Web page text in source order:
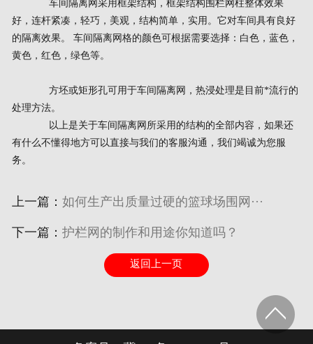
车间隔离网采用框架结构，框架结构围栏网柱整体效果
好，连杆紧凑，轻巧，美观，结构简单，实用。它对车间具有良好
的隔离效果。 车间隔离网格的颜色可根据需要选择：白色，蓝色，
黄色，红色，绿色等。
方坯或矩形孔可用于车间隔离网，热浸处理是目前*流行的
处理方法。
以上是关于车间隔离网所采用的结构的全部内容，如果还
有什么不懂得地方可以直接与我们的客服沟通，我们竭诚为您服
务。
上一篇： 如何生产出质量过硬的篮球场围网···
下一篇： 护栏网的制作和用途你知道吗？
返回上一页